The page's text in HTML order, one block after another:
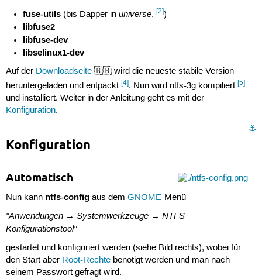
fuse-utils (bis Dapper inuniverse,[2])
libfuse2
libfuse-dev
libselinux1-dev
Auf der Downloadseite🇬🇧 wird die neueste stabile Version
heruntergeladen und entpackt [4]. Nun wird ntfs-3g kompiliert [5]
und installiert. Weiter in der Anleitung geht es mit der
Konfiguration.
⚓︎
Konfiguration
Automatisch
Nun kann ntfs-configaus dem GNOME-Menü
"Anwendungen → Systemwerkzeuge → NTFS
Konfigurationstool"
gestartet und konfiguriert werden (siehe Bild rechts), wobei für
den Start aber Root-Rechtebenötigt werden und man nach
seinem Passwort gefragt wird.